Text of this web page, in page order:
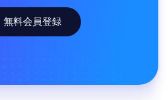
無料会員登録